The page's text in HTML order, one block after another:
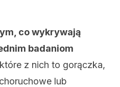
co wykrywają
badaniom
z nich to gorączka,
lub